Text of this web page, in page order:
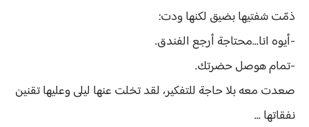
ذمّت شفتيها بضيق لكنها ودت:
-أيوه انا...محتاجة أرجع الفندق.
-تمام هوصل حضرتك.
صعدت معه بلا حاجة للتفكير، لقد تخلت عنها ليلى وعليها تقنين
نفقاتها ...